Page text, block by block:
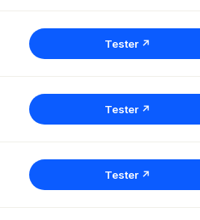
Tester ↗
Tester ↗
Tester ↗